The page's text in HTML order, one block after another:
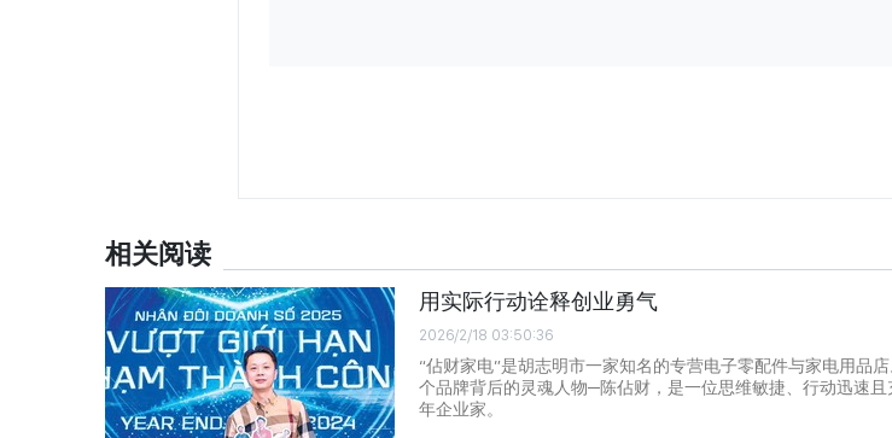
相关阅读
用实际行动诠释创业勇气
2026/2/18 03:50:36
“佔财家电”是胡志明市一家知名的专营电子零配件与家电用品
个品牌背后的灵魂人物─陈佔财，是一位思维敏捷、行动迅速
年企业家。